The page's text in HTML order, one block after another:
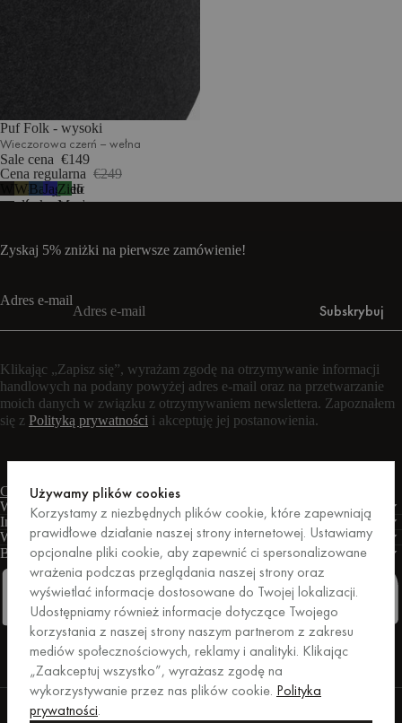
Puf Folk - wysoki
Wieczorowa czerń – wełna
Sale cena €149
Cena regularna €249
Wieczorowa
czerń
Włoska
oliwka
Bałtycki
granat
Jagodowy
mus
Zielony
Mech
5
Zyskaj 5% zniżki na pierwsze zamówienie!
Adres e-mail
Subskrybuj
Klikając „Zapisz się”, wyrażam zgodę na otrzymywanie informacji
handlowych na podany powyżej adres e-mail oraz na przetwarzanie
moich danych w związku z otrzymywaniem newslettera. Zapoznałem
się z Polityką prywatności i akceptuję jej postanowienia.
Czat na żywoFormularz kontaktowy
Warunki
Informacje
Wsparcie
Biznes
PRO
FacebookInstagramLinkedinPinterest
Zakupy zabezpieczone przez Trusted Shops.
Używamy plików cookies
Korzystamy z niezbędnych plików cookie, które zapewniają
prawidłowe działanie naszej strony internetowej. Ustawiamy
opcjonalne pliki cookie, aby zapewnić ci spersonalizowane
wrażenia podczas przeglądania naszej strony oraz
wyświetlać informacje dostosowane do Twojej lokalizacji.
Udostępniamy również informacje dotyczące Twojego
korzystania z naszej strony naszym partnerom z zakresu
mediów społecznościowych, reklamy i analityki. Klikając
„Zaakceptuj wszystko”, wyrażasz zgodę na
wykorzystywanie przez nas plików cookie. Polityka
prywatności.